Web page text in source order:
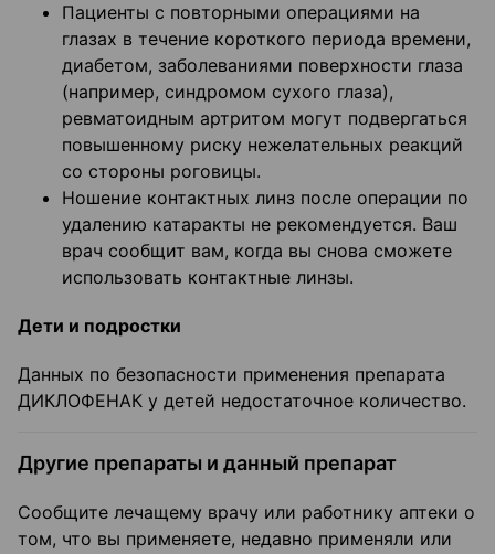
Пациенты с повторными операциями на
глазах в течение короткого периода времени,
диабетом, заболеваниями поверхности глаза
(например, синдромом сухого глаза),
ревматоидным артритом могут подвергаться
повышенному риску нежелательных реакций
со стороны роговицы.
Ношение контактных линз после операции по
удалению катаракты не рекомендуется. Ваш
врач сообщит вам, когда вы снова сможете
использовать контактные линзы.
Дети и подростки
Данных по безопасности применения препарата
ДИКЛОФЕНАК у детей недостаточное количество.
Другие препараты и данный препарат
Сообщите лечащему врачу или работнику аптеки о
том, что вы применяете, недавно применяли или